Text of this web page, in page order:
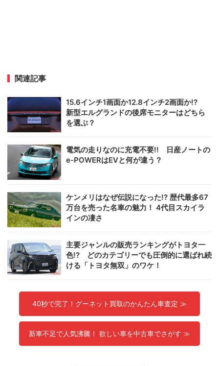
関連記事
15.6インチ1画面か12.8インチ2画面か!?
新型エルグランドの後席モニターはどちら
を選ぶ？
電気の走りなのに充電不要!! 日産ノートの
e-POWERはEVと何が違う？
ケンメリはなぜ伝説になった!? 歴代最多67
万台を売った名車の魅力！ 4代目スカイラ
インの凄さ
主要ジャンルの販売ランキングがトヨタ一
色!? どのカテゴリーでも圧倒的に選ばれ続
ける「トヨタ無双」のワケ！
40秒で完了！グーネット買取のかんたん車査定 ≫
新車不足で人気沸騰！ 欲しい車を中古車でさがす ≫